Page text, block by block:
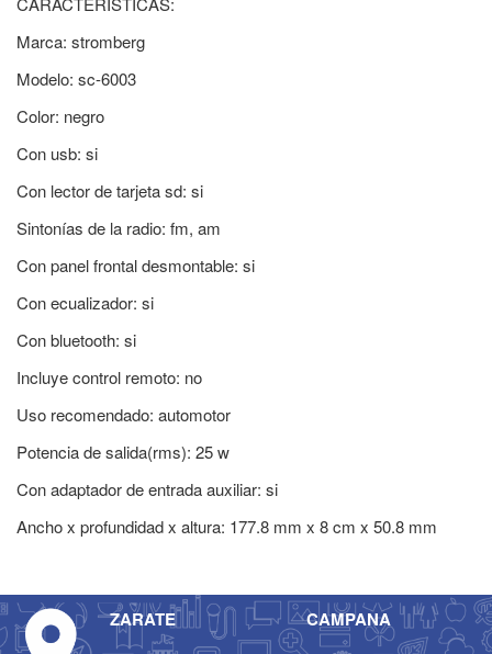
Marca: stromberg
Modelo: sc-6003
Color: negro
Con usb: si
Con lector de tarjeta sd: si
Sintonías de la radio: fm, am
Con panel frontal desmontable: si
Con ecualizador: si
Con bluetooth: si
Incluye control remoto: no
Uso recomendado: automotor
Potencia de salida(rms): 25 w
Con adaptador de entrada auxiliar: si
Ancho x profundidad x altura: 177.8 mm x 8 cm x 50.8 mm
ZARATE CAMPANA